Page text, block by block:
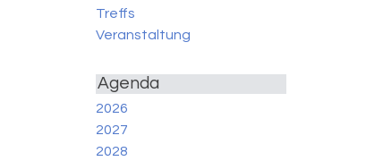
Treffs
Veranstaltung
Agenda
2026
2027
2028